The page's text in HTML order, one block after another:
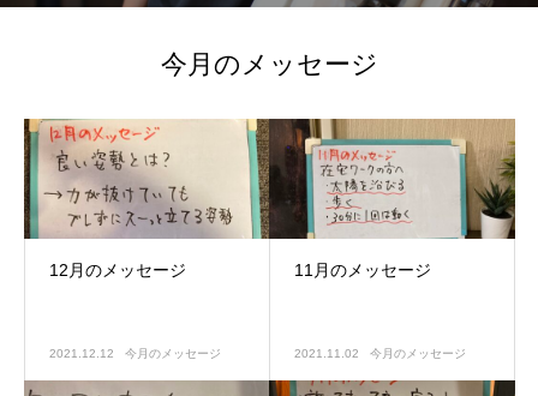
今月のメッセージ
12月のメッセージ
2021.12.12 今月のメッセージ
11月のメッセージ
2021.11.02 今月のメッセージ